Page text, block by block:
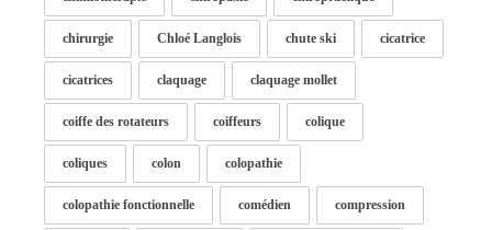
chirurgie Chloé Langlois chute ski cicatrice
cicatrices claquage claquage mollet
coiffe des rotateurs coiffeurs colique
coliques colon colopathie
colopathie fonctionnelle comédien compression